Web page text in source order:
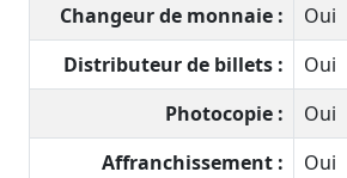
Changeur de monnaie :
Oui
Distributeur de billets :
Oui
Photocopie :
Oui
Affranchissement :
Oui